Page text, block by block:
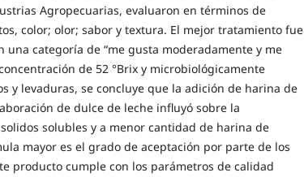
Agropecuarias, evaluaron en términos de
color; olor; sabor y textura. El mejor tratamiento fue
una categoría de “me gusta moderadamente y me
de 52 °Brix y microbiológicamente
y levaduras, se concluye que la adición de harina de
de dulce de leche influyó sobre la
solubles y a menor cantidad de harina de
mayor es el grado de aceptación por parte de los
producto cumple con los parámetros de calidad